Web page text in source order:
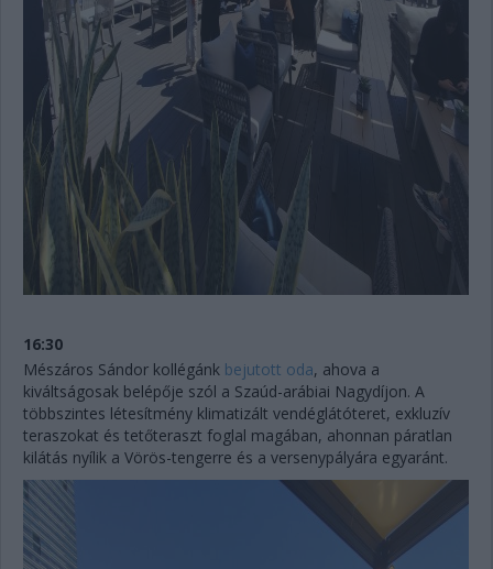
16:30
Mészáros Sándor kollégánk bejutott oda, ahova a
kiváltságosak belépője szól a Szaúd-arábiai Nagydíjon. A
többszintes létesítmény klimatizált vendéglátóteret, exkluzív
teraszokat és tetőteraszt foglal magában, ahonnan páratlan
kilátás nyílik a Vörös-tengerre és a versenypályára egyaránt.